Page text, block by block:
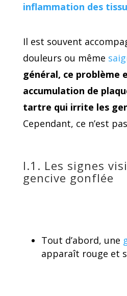
inflammation des
Il est souvent
douleurs ou même
général, ce problème
accumulation de
tartre qui irrite les
Cependant, ce n’est
I.1. Les signes
gencive gonflée
Tout d’abord, une
apparaît rouge et